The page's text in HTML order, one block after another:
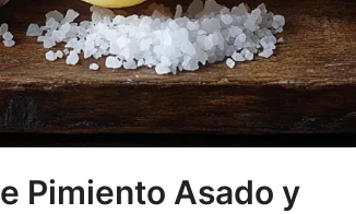
Pimiento Asado y